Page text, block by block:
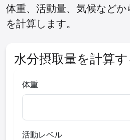
体重、活動量、気候など
を計算します。
水分摂取量を計算す
体重
活動レベル